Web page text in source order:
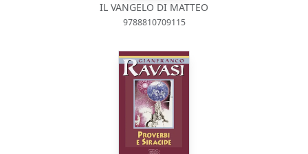
IL VANGELO DI MATTEO
9788810709115